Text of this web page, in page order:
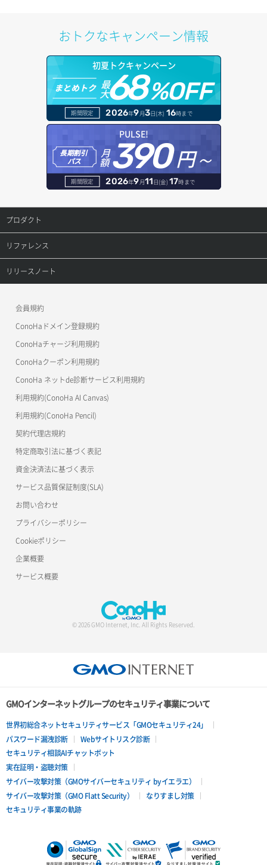
バックアップ詳細一覧取得
ボリュームイメージ保存
ボリュームタイプ一覧取得
ボリュームタイプ詳細取得
ボリューム一覧取得
ボリューム削除
ボリューム更新
ボリューム詳細一覧取得
自動バックアップ有効化
イメージ詳細取得
アタッチ済みポート詳細取得
アタッチ済みボリューム一覧
アタッチ済みボリューム詳細取得
コンソールURL発行
サーバーに紐づくアドレス取得
サーバーに紐づくアドレス取得（ネットワーク指定）
サーバープラン一覧取得
サーバープラン変更
サーバープラン詳細一覧取得
サーバープラン詳細取得
サーバーメタデータ取得
サーバーメタデータ更新（ネームタグ変更）
サーバー一覧取得
サーバー作成
サーバー再構築（OS再インストール）
サーバー利用状況グラフ（ディスクIO）
サーバー削除
ポートデタッチ
ボリュームアタッチ
ボリュームデタッチ
サブネット詳細取得
セキュリティグループ ルール一覧取得
セキュリティグループ ルール作成
セキュリティグループ ルール削除
セキュリティグループ ルール詳細取得
セキュリティグループ一覧取得
ネットワーク一覧取得
ネットワーク作成（ローカルネットワーク用）
ネットワーク削除（ローカルネットワーク用）
ネットワーク詳細取得
ポート一覧取得
ポート作成（ローカルネットワーク用）
ポート作成（追加IP用）
ポート削除
ポート詳細取得
ヘルスモニタ一覧取得
ヘルスモニタ作成
ヘルスモニタ削除
ヘルスモニタ更新
ヘルスモニタ詳細取得
メンバー更新
メンバー詳細取得
メンバー追加
リスナー作成
リスナー削除
リスナー更新
リスナー詳細取得
ロードバランサー一覧取得
ロードバランサー削除
ロードバランサー更新
ロードバランサー詳細取得
ロードバランサー追加
オブジェクトダウンロード
オブジェクトバージョン管理
オブジェクト一覧取得
オブジェクト削除
オブジェクト削除予約
オブジェクト複製
オブジェクト詳細取得
コンテナ一覧取得
コンテナ作成
コンテナ削除
ラージオブジェクトアップロード(DLO)
一時的Web公開
ドメイン情報登録
ドメイン詳細取得
レコード一覧取得
レコード作成
レコード更新
レコード詳細取得
おトクなキャンペーン情報
初夏トクキャンペーン
まとめトク 最
大68%OFF
期間限定 2026年9月3日(木) 16時まで
PULSE!
長期割引
パス
月
額390円～
期間限定 2026年9月11日(金) 17時まで
プロダクト
プロダクトトップ
ConoHa VPS(Ver.3.0)
ConoHa for GAME
リファレンス
リファレンストップ
OpenStack CLI
Terraform
s3cmd
公開API(ConoHa VPS Ver.2.0)
リリースノート
会員規約
ConoHaドメイン登録規約
ConoHaチャージ利用規約
ConoHaクーポン利用規約
ConoHa ネットde診断サービス利用規約
利用規約(ConoHa AI Canvas)
利用規約(ConoHa Pencil)
契約代理店規約
特定商取引法に基づく表記
資金決済法に基づく表示
サービス品質保証制度(SLA)
お問い合わせ
プライバシーポリシー
Cookieポリシー
企業概要
サービス概要
© 2026 GMO Internet, Inc. All Rights Reserved.
GMOインターネットグループのセキュリティ事業について
世界初総合ネットセキュリティサービス「GMOセキュリティ24」
パスワード漏洩診断
Webサイトリスク診断
セキュリティ相談AIチャットボット
実在証明・盗聴対策
サイバー攻撃対策（GMOサイバーセキュリティ byイエラエ）
サイバー攻撃対策（GMO Flatt Security）
なりすまし対策
セキュリティ事業の軌跡